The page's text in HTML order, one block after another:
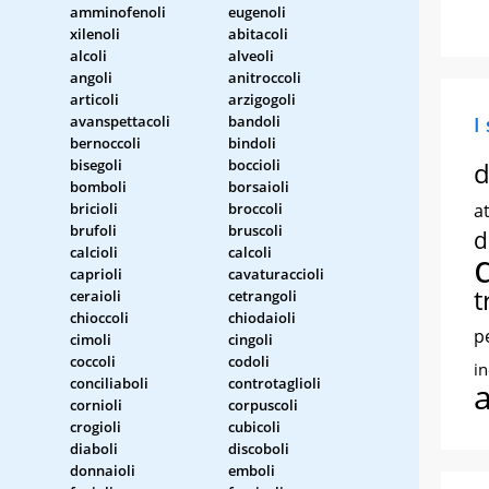
amminofenoli
eugenoli
xilenoli
abitacoli
alcoli
alveoli
angoli
anitroccoli
articoli
arzigogoli
avanspettacoli
bandoli
bernoccoli
bindoli
bisegoli
boccioli
bomboli
borsaioli
bricioli
broccoli
brufoli
bruscoli
calcioli
calcoli
caprioli
cavaturaccioli
ceraioli
cetrangoli
chioccoli
chiodaioli
cimoli
cingoli
coccoli
codoli
conciliaboli
controtaglioli
cornioli
corpuscoli
crogioli
cubicoli
diaboli
discoboli
donnaioli
emboli
I